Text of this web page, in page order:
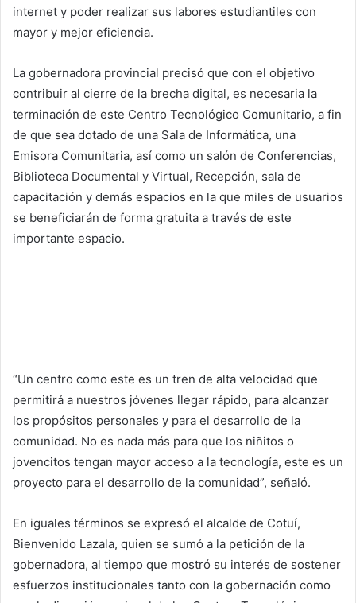
internet y poder realizar sus labores estudiantiles con
mayor y mejor eficiencia.
La gobernadora provincial precisó que con el objetivo
contribuir al cierre de la brecha digital, es necesaria la
terminación de este Centro Tecnológico Comunitario, a fin
de que sea dotado de una Sala de Informática, una
Emisora Comunitaria, así como un salón de Conferencias,
Biblioteca Documental y Virtual, Recepción, sala de
capacitación y demás espacios en la que miles de usuarios
se beneficiarán de forma gratuita a través de este
importante espacio.
“Un centro como este es un tren de alta velocidad que
permitirá a nuestros jóvenes llegar rápido, para alcanzar
los propósitos personales y para el desarrollo de la
comunidad. No es nada más para que los niñitos o
jovencitos tengan mayor acceso a la tecnología, este es un
proyecto para el desarrollo de la comunidad”, señaló.
En iguales términos se expresó el alcalde de Cotuí,
Bienvenido Lazala, quien se sumó a la petición de la
gobernadora, al tiempo que mostró su interés de sostener
esfuerzos institucionales tanto con la gobernación como